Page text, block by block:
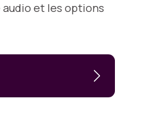
audio et les options